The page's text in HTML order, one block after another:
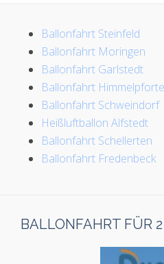
Ballonfahrt Steinfeld
Ballonfahrt Moringen
Ballonfahrt Garlstedt
Ballonfahrt
Ballonfahrt Schweindorf
Heißluftballon Alfstedt
Ballonfahrt Schellerten
Ballonfahrt Fredenbeck
BALLONFAHRT FÜR 2